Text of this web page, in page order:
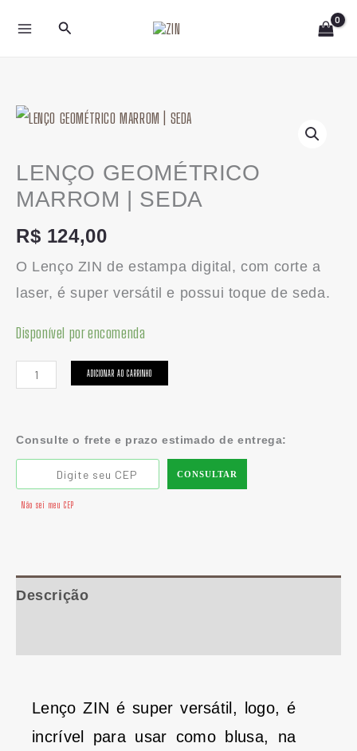
para
Pesquisar
LENÇO GEOMÉTRICO
MARROM | SEDA
R$ 124,00
O Lenço ZIN de estampa digital, com corte a
laser, é super versátil e possui toque de seda.
Disponível por encomenda
LENÇO
MARROM
|
quantidade
ADICIONAR AO CARRINHO
Consulte o frete e prazo estimado de entrega:
CONSULTAR
Não sei meu CEP
Descrição
Lenço ZIN é super versátil, logo, é
incrível para usar como blusa, na